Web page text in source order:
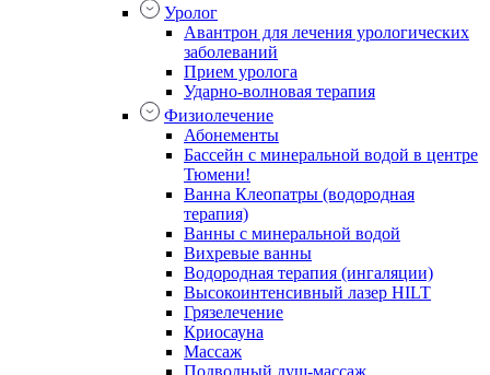
Уролог
Авантрон для лечения урологических
заболеваний
Прием уролога
Ударно-волновая терапия
Физиолечение
Абонементы
Бассейн с минеральной водой в центре
Тюмени!
Ванна Клеопатры (водородная
терапия)
Ванны с минеральной водой
Вихревые ванны
Водородная терапия (ингаляции)
Высокоинтенсивный лазер HILT
Грязелечение
Криосауна
Массаж